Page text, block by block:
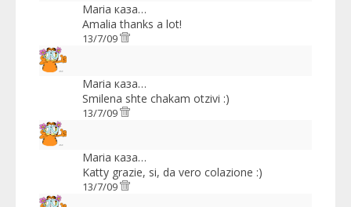
Maria каза…
Amalia thanks a lot!
13/7/09
Maria каза…
Smilena shte chakam otzivi :)
13/7/09
Maria каза…
Katty grazie, si, da vero colazione :)
13/7/09